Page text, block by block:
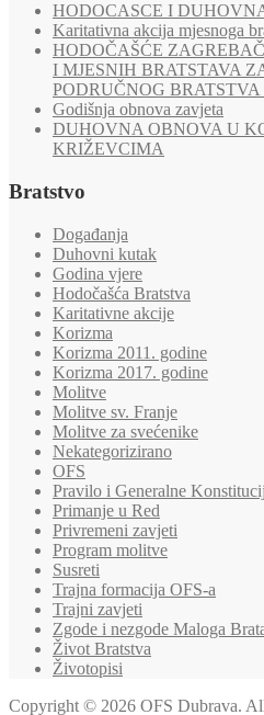
HODOCASCE I
Karitativna akcija mjesnoga
HODOČAŠĆE
I MJESNIH BRATSTAVA
PODRUČNOG BRATSTVA
Godišnja obnova zavjeta
DUHOVNA OBNOVA U
KRIŽEVCIMA
Bratstvo
Događanja
Duhovni kutak
Godina vjere
Hodočašća Bratstva
Karitativne akcije
Korizma
Korizma 2011. godine
Korizma 2017. godine
Molitve
Molitve sv. Franje
Molitve za svećenike
Nekategorizirano
OFS
Pravilo i Generalne
Primanje u Red
Privremeni zavjeti
Program molitve
Susreti
Trajna formacija OFS-a
Trajni zavjeti
Zgode i nezgode Maloga
Život Bratstva
Životopisi
Copyright © 2026 OFS Dubrava.